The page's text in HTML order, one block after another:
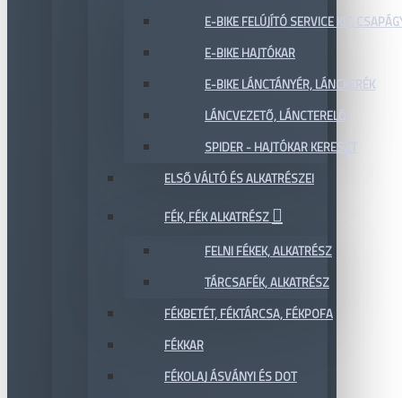
E-BIKE FELÚJÍTÓ SERVICE KIT,
E-BIKE HAJTÓKAR
E-BIKE LÁNCTÁNYÉR, LÁNCKERÉK
LÁNCVEZETŐ, LÁNCTERELŐ
SPIDER - HAJTÓKAR KERESZT
ELSŐ VÁLTÓ ÉS ALKATRÉSZEI
FÉK, FÉK ALKATRÉSZ
FELNI FÉKEK, ALKATRÉSZ
TÁRCSAFÉK, ALKATRÉSZ
FÉKBETÉT, FÉKTÁRCSA, FÉKPOFA
FÉKKAR
FÉKOLAJ ÁSVÁNYI ÉS DOT